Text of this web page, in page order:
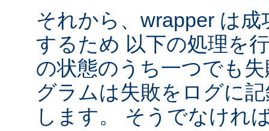
それから、wrapper は
するため 以下の処理を
の状態のうち一つでも
グラムは失敗をログに
します。 そうでなけれ